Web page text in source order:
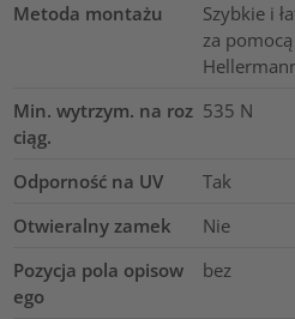
Metoda montażu
Szybkie i
za
Min. wytrzym. na roz
ciąg.
535 N
Odporność na UV
Tak
Otwieralny zamek
Nie
Pozycja pola opisow
ego
bez